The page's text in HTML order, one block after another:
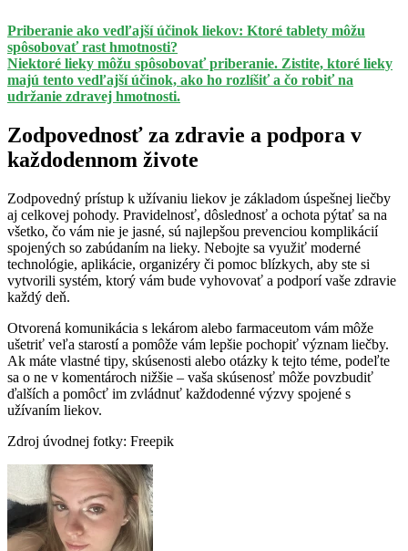
Priberanie ako vedľajší účinok liekov: Ktoré tablety môžu
spôsobovať rast hmotnosti?
Niektoré lieky môžu spôsobovať priberanie. Zistite, ktoré lieky
majú tento vedľajší účinok, ako ho rozlíšiť a čo robiť na
udržanie zdravej hmotnosti.
Zodpovednosť za zdravie a podpora v
každodennom živote
Zodpovedný prístup k užívaniu liekov je základom úspešnej liečby
aj celkovej pohody. Pravidelnosť, dôslednosť a ochota pýtať sa na
všetko, čo vám nie je jasné, sú najlepšou prevenciou komplikácií
spojených so zabúdaním na lieky. Nebojte sa využiť moderné
technológie, aplikácie, organizéry či pomoc blízkych, aby ste si
vytvorili systém, ktorý vám bude vyhovovať a podporí vaše zdravie
každý deň.
Otvorená komunikácia s lekárom alebo farmaceutom vám môže
ušetriť veľa starostí a pomôže vám lepšie pochopiť význam liečby.
Ak máte vlastné tipy, skúsenosti alebo otázky k tejto téme, podeľte
sa o ne v komentároch nižšie – vaša skúsenosť môže povzbudiť
ďalších a pomôcť im zvládnuť každodenné výzvy spojené s
užívaním liekov.
Zdroj úvodnej fotky: Freepik